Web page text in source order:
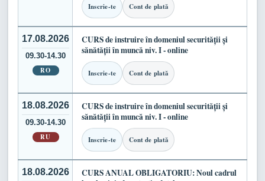
Inscrie-te Cont de plată
17.08.2026
09.30-14.30
RO
CURS de instruire în domeniul securității și
sănătății în muncă niv. I - online
Inscrie-te Cont de plată
18.08.2026
09.30-14.30
RU
CURS de instruire în domeniul securității și
sănătății în muncă niv. I - online
Inscrie-te Cont de plată
18.08.2026
CURS ANUAL OBLIGATORIU: Noul cadrul